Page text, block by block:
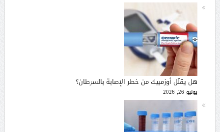
هل يقلّل أوزمبيك من خطر الإصابة بالسرطان؟
يوليو 26, 2026